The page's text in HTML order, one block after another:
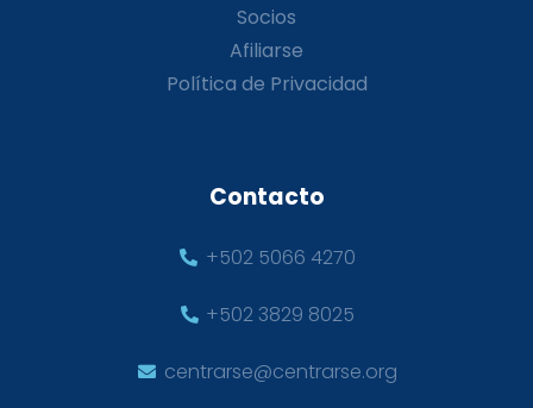
Socios
Afiliarse
Política de Privacidad
Contacto
+502 5066 4270
+502 3829 8025
centrarse@centrarse.org